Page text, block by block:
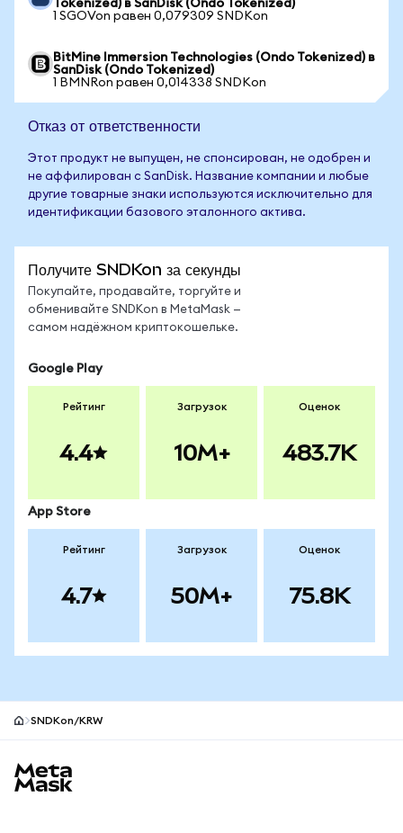
Tokenized) в SanDisk (Ondo Tokenized)
1 SGOVon равен 0,079309 SNDKon
BitMine Immersion Technologies (Ondo Tokenized) в
SanDisk (Ondo Tokenized)
1 BMNRon равен 0,014338 SNDKon
Отказ от ответственности
Этот продукт не выпущен, не спонсирован, не одобрен и
не аффилирован с SanDisk. Название компании и любые
другие товарные знаки используются исключительно для
идентификации базового эталонного актива.
Получите SNDKon за секунды
Покупайте, продавайте, торгуйте и
обменивайте SNDKon в MetaMask —
самом надёжном криптокошельке.
Google Play
Рейтинг
4.4
Загрузок
10M+
Оценок
483.7K
App Store
Рейтинг
4.7
Загрузок
50M+
Оценок
75.8K
SNDKon/KRW